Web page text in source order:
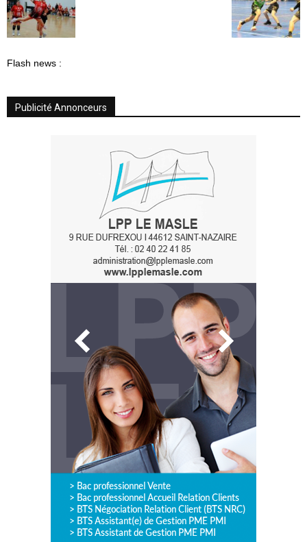
Flash news :
Publicité Annonceurs